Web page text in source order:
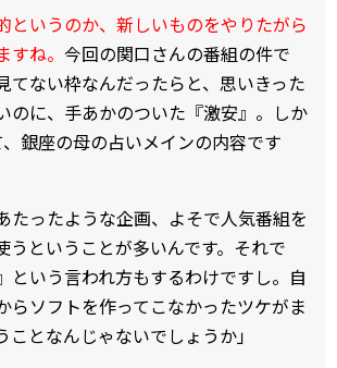
というのか、新しいものをやりたがら
ね。 今回の関口さんの番組の件で
てない枠なんだったらと、思いきった
のに、手あかのついた『激安』。しか
銀座の母の占いメインの内容です
たったような企画、よそで人気番組を
うということが多いんです。それで
という言われ方もするわけですし。自
らソフトを作ってこなかったツケがま
ことなんじゃないでしょうか」